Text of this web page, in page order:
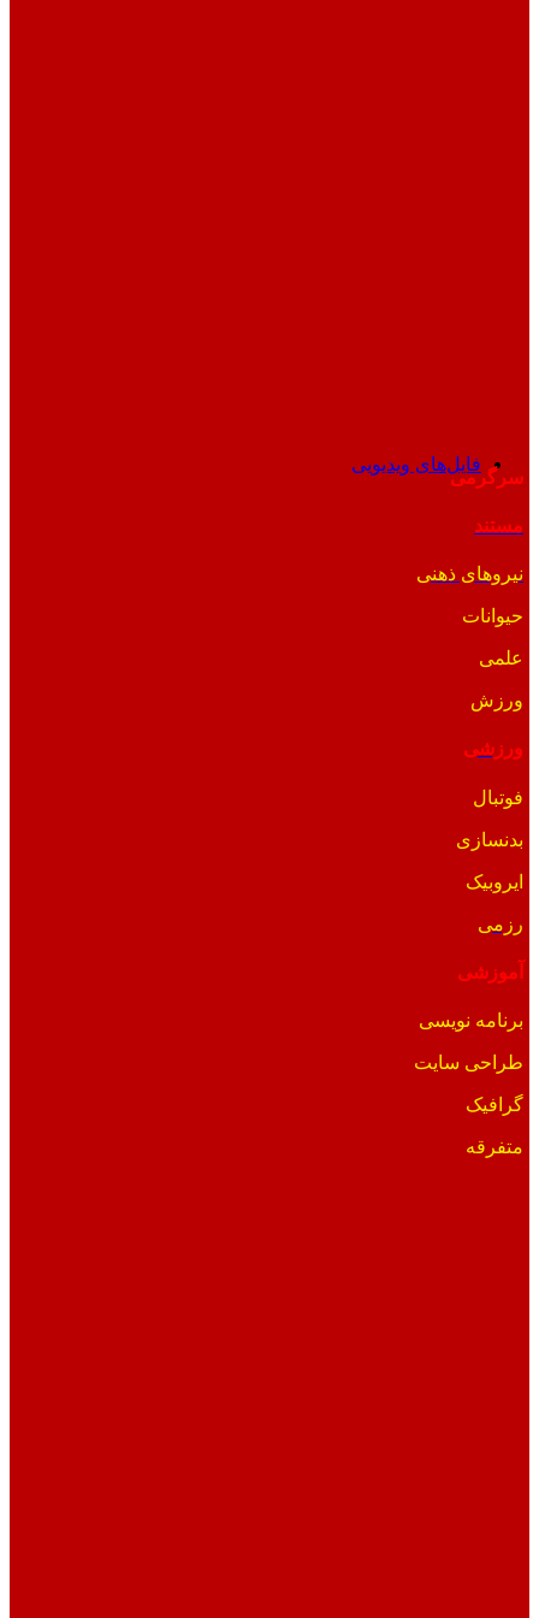
فایل‌های ویدیویی
سرگرمی
مستند
نیروهای ذهنی
حیوانات
علمی
ورزش
ورزشی
فوتبال
بدنسازی
ایروبیک
رزمی
آموزشی
برنامه نویسی
طراحی سایت
گرافیک
متفرقه